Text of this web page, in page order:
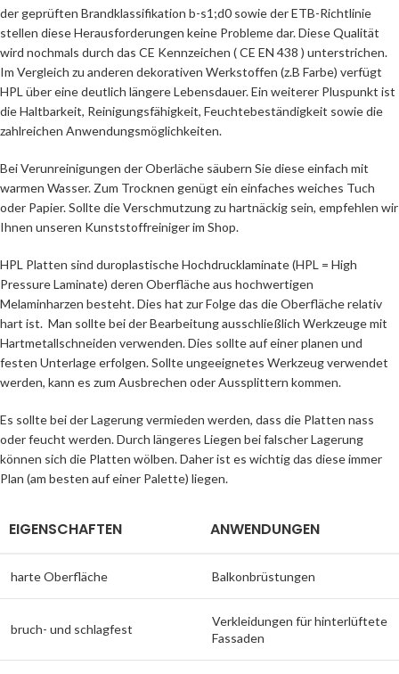
der geprüften Brandklassifikation b-s1;d0 sowie der ETB-Richtlinie
stellen diese Herausforderungen keine Probleme dar. Diese Qualität
wird nochmals durch das CE Kennzeichen ( CE EN 438 ) unterstrichen.
Im Vergleich zu anderen dekorativen Werkstoffen (z.B Farbe) verfügt
HPL über eine deutlich längere Lebensdauer. Ein weiterer Pluspunkt ist
die Haltbarkeit, Reinigungsfähigkeit, Feuchtebeständigkeit sowie die
zahlreichen Anwendungsmöglichkeiten.
Bei Verunreinigungen der Oberläche säubern Sie diese einfach mit
warmen Wasser. Zum Trocknen genügt ein einfaches weiches Tuch
oder Papier. Sollte die Verschmutzung zu hartnäckig sein, empfehlen wir
Ihnen unseren Kunststoffreiniger im Shop.
HPL Platten sind duroplastische Hochdrucklaminate (HPL = High
Pressure Laminate) deren Oberfläche aus hochwertigen
Melaminharzen besteht. Dies hat zur Folge das die Oberfläche relativ
hart ist. Man sollte bei der Bearbeitung ausschließlich Werkzeuge mit
Hartmetallschneiden verwenden. Dies sollte auf einer planen und
festen Unterlage erfolgen. Sollte ungeeignetes Werkzeug verwendet
werden, kann es zum Ausbrechen oder Aussplittern kommen.
Es sollte bei der Lagerung vermieden werden, dass die Platten nass
oder feucht werden. Durch längeres Liegen bei falscher Lagerung
können sich die Platten wölben. Daher ist es wichtig das diese immer
Plan (am besten auf einer Palette) liegen.
EIGENSCHAFTEN ANWENDUNGEN
harte Oberfläche Balkonbrüstungen
bruch- und schlagfest
Verkleidungen für hinterlüftete
Fassaden